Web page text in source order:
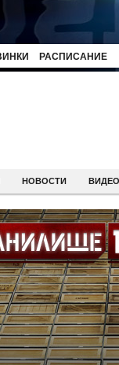
РАСПИСАНИЕ
НОВОСТИ ВИДЕО